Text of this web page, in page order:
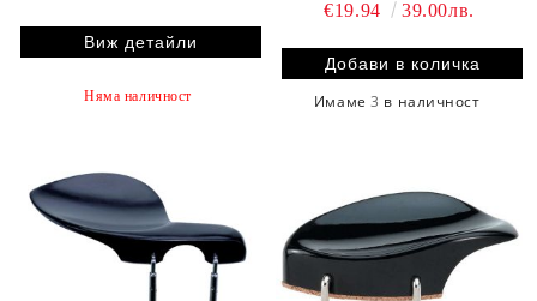
Виж детайли
Няма наличност
€19.94
39.00лв.
Имаме3 в наличност